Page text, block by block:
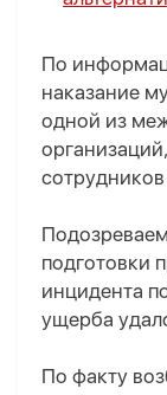
По
наказание
одной из
подготовки
инцидента
ущерба
По факту